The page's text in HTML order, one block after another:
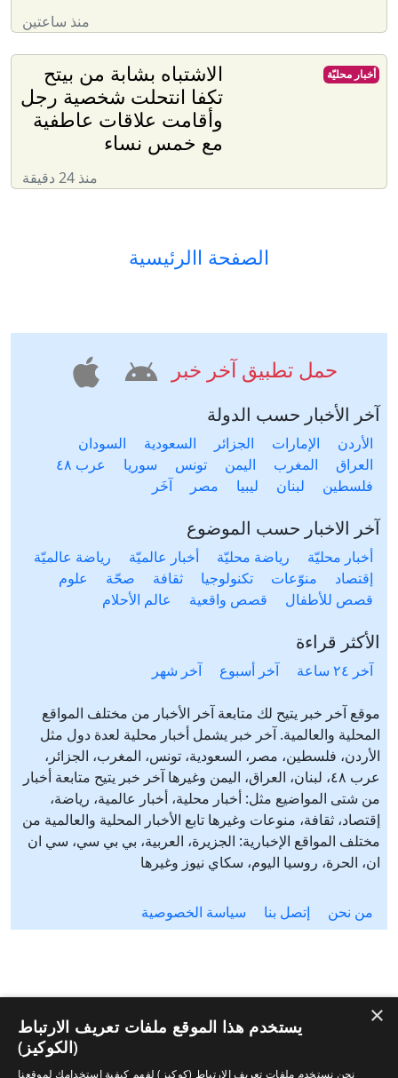
منذ ساعتين
الاشتباه بشابة من بيتح
تكفا انتحلت شخصية رجل
وأقامت علاقات عاطفية
مع خمس نساء
منذ 24 دقيقة
أخبار محليّة
الصفحة االرئيسية
حمل تطبيق آخر خبر
آخر الأخبار حسب الدولة
الأردن الإمارات الجزائر السعودية
السودان
العراق
المغرب اليمن تونس سوريا
عرب ٤٨
فلسطين
لبنان ليبيا مصر آخَر
آخر الاخبار حسب الموضوع
أخبار محليّة رياضة محليّة أخبار عالميّة
رياضة عالميّة
إقتصاد
منوّعات تكنولوجيا ثقافة صحّة
علوم
قصص للأطفال
قصص واقعية عالم الأحلام
الأكثر قراءة
آخر ٢٤ ساعة آخر أسبوع آخر شهر
موقع آخر خبر يتيح لك متابعة آخر الأخبار من مختلف المواقع
المحلية والعالمية. آخر خبر يشمل أخبار محلية لعدة دول مثل
الأردن، فلسطين، مصر، السعودية، تونس، المغرب، الجزائر،
عرب ٤٨، لبنان، العراق، اليمن وغيرها آخر خبر يتيح متابعة أخبار
من شتى المواضيع مثل: أخبار محلية، أخبار عالمية، رياضة،
إقتصاد، ثقافة، منوعات وغيرها تابع الأخبار المحلية والعالمية من
مختلف المواقع الإخبارية: الجزيرة، العربية، بي بي سي، سي ان
ان، الحرة، روسيا اليوم، سكاي نيوز وغيرها
من نحن إتصل بنا سياسة الخصوصية
×
يستخدم هذا الموقع ملفات تعريف الارتباط
(الكوكيز)
نحن نستخدم ملفات تعريف الارتباط (كوكيز) لفهم كيفية استخدامك لموقعنا